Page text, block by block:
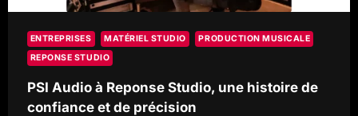
ENTREPRISES MATÉRIEL STUDIO
PRODUCTION MUSICALE
REPONSE STUDIO
PSI Audio à Reponse Studio, une histoire de
confiance et de précision